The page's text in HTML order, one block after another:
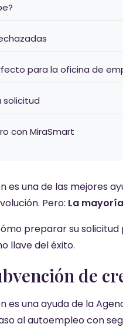
para la oficina de
solicitud
con MiraSmart
es una de las mejores
Pero: La
preparar su
llave del éxito.
de
es una ayuda de la
al autoempleo con